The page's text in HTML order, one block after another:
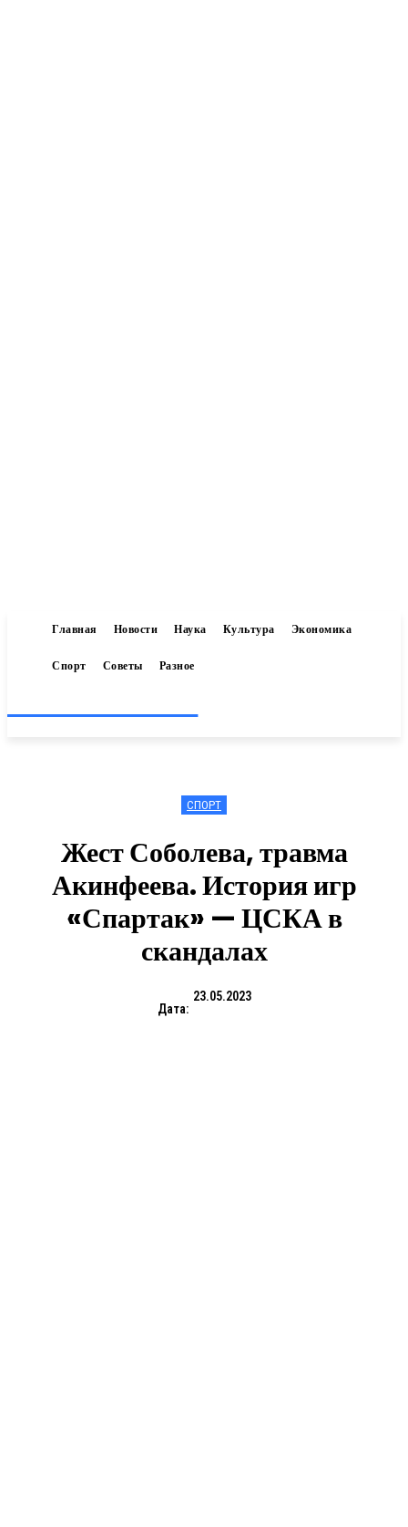
Главная Новости Наука Культура Экономика
Спорт Советы Разное
СПОРТ
Жест Соболева, травма
Акинфеева. История игр
«Спартак» — ЦСКА в
скандалах
Дата:
23.05.2023